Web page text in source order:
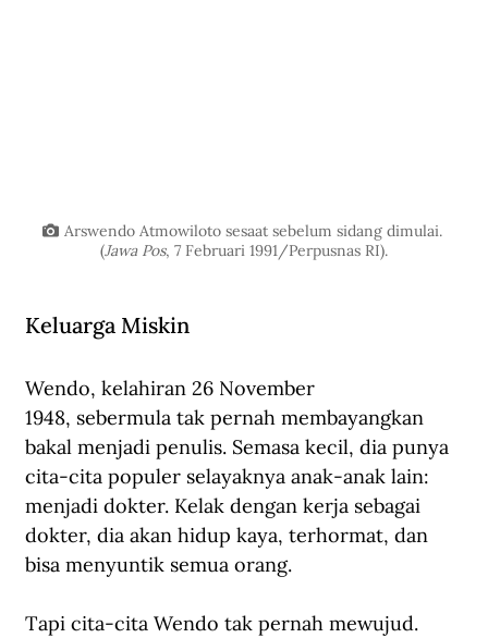
Arswendo Atmowiloto sesaat sebelum sidang dimulai.
(Jawa Pos, 7 Februari 1991/Perpusnas RI).
Keluarga Miskin
Wendo, kelahiran 26 November
1948, sebermula tak pernah membayangkan
bakal menjadi penulis. Semasa kecil, dia punya
cita-cita populer selayaknya anak-anak lain:
menjadi dokter. Kelak dengan kerja sebagai
dokter, dia akan hidup kaya, terhormat, dan
bisa menyuntik semua orang.
Tapi cita-cita Wendo tak pernah mewujud.